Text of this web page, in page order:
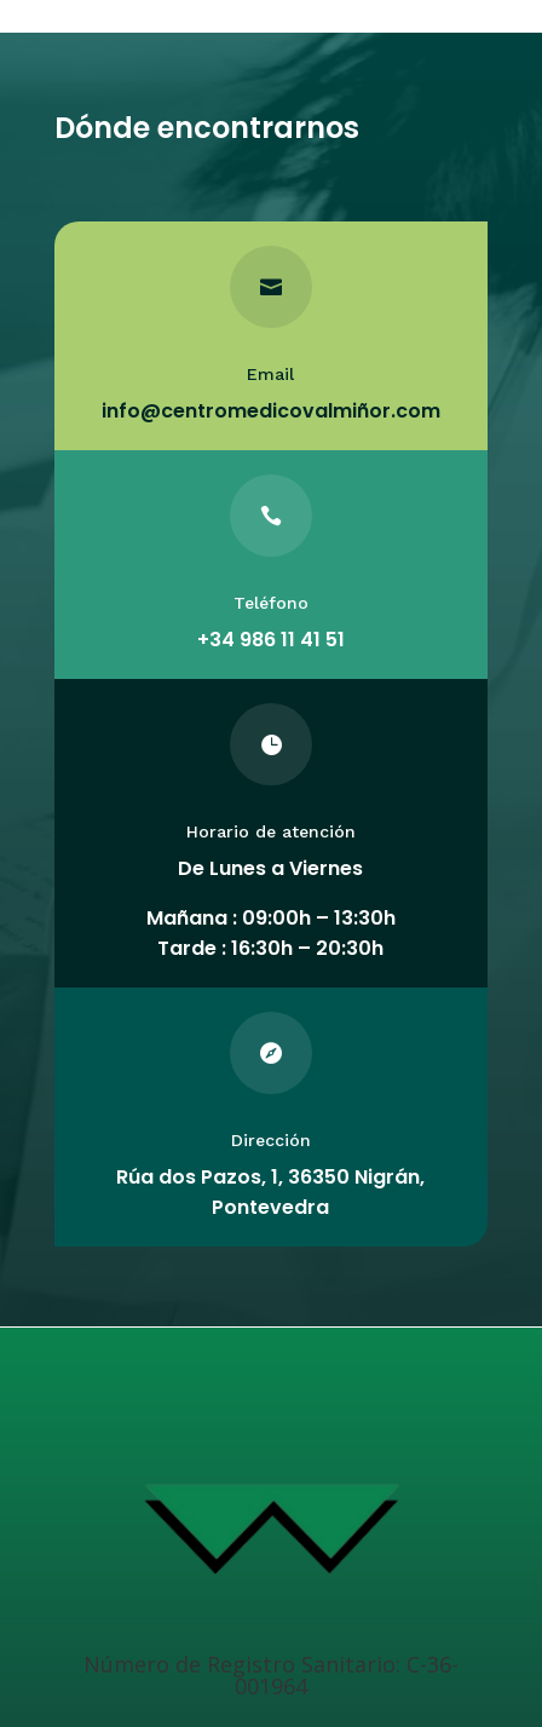
Dónde encontrarnos

Email
info@centromedicovalmiñor.com

Teléfono
+34 986 11 41 51

Horario de atención
De Lunes a Viernes
Mañana : 09:00h – 13:30h
Tarde : 16:30h – 20:30h

Dirección
Rúa dos Pazos, 1, 36350 Nigrán,
Pontevedra
Número de Registro Sanitario: C-36-
001964